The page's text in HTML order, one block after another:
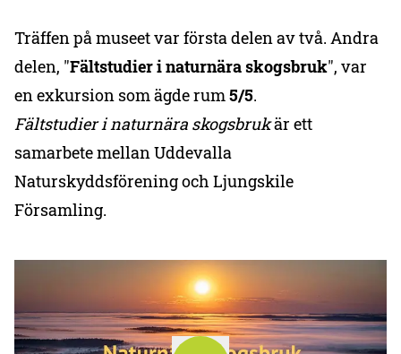
Träffen på museet var första delen av två. Andra
delen, "Fältstudier i naturnära skogsbruk", var
en exkursion som ägde rum5/5.
Fältstudier i naturnära skogsbrukär ett
samarbete mellan Uddevalla
Naturskyddsförening och Ljungskile
Församling.